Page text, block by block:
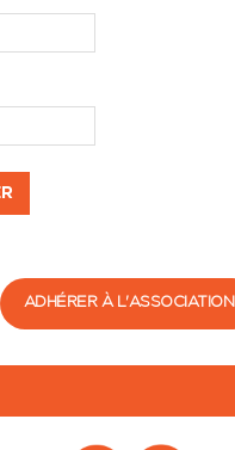
ADHÉRER À L'ASSOCIATION